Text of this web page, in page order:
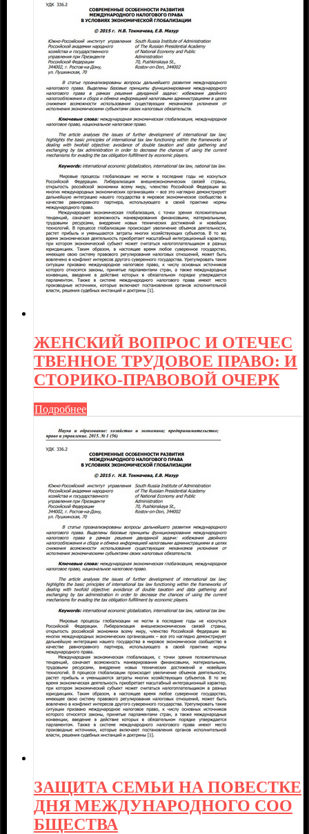
ЖЕНСКИЙ ВОПРОС И ОТЕЧЕС
ТВЕННОЕ ТРУДОВОЕ ПРАВО: И
СТОРИКО-ПРАВОВОЙ ОЧЕРК
Подробнее
ЗАЩИТА СЕМЬИ НА ПОВЕСТКЕ
ДНЯ МЕЖДУНАРОДНОГО СОО
БЩЕСТВА